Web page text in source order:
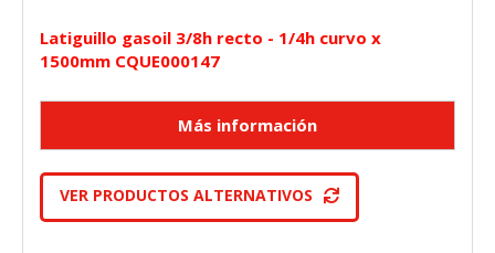
Latiguillo gasoil 3/8h recto - 1/4h curvo x
1500mm CQUE000147
VER PRODUCTOS ALTERNATIVOS